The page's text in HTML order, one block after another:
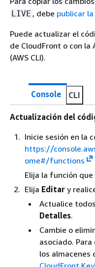
LIVE , debe publicar
Puede actualizar el
de CloudFront o con la
(AWS CLI).
Console CLI
Actualización del
Inicie sesión en la
https://
ome#/functions
Elija la función
Elija Editar y
Actualice
Detalles.
Cambie o
asociado.
los almacenes